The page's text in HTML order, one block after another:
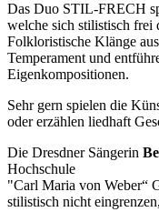
Das Duo STIL-FRECH
welche sich stilistisch frei
Folkloristische Klänge
Temperament und
Eigenkompositionen.
Sehr gern spielen die
oder erzählen liedhaft
Die Dresdner Sängerin
Hochschule
"Carl Maria von Weber“
stilistisch nicht